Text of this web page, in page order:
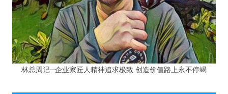
林总周记─企业家匠人精神追求极致 创造价值路上永不停竭